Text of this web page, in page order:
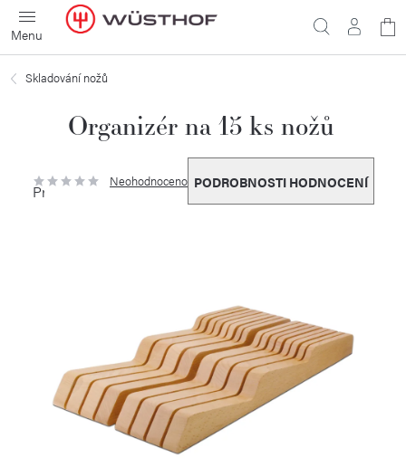
Přejít
na
obsah
Skladování nožů
Organizér na 15 ks nožů
Průměrné
hodnocení
Neohodnoceno PODROBNOSTI HODNOCENÍ